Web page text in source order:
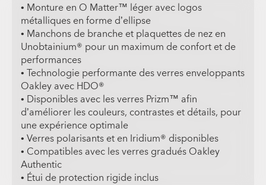
• Monture en O Matter™ léger avec logos
métalliques en forme d’ellipse
• Manchons de branche et plaquettes de nez en
Unobtainium® pour un maximum de confort et de
performances
• Technologie performante des verres enveloppants
Oakley avec HDO®
• Disponibles avec les verres Prizm™ afin
d’améliorer les couleurs, contrastes et détails, pour
une expérience optimale
• Verres polarisants et en Iridium® disponibles
• Compatibles avec les verres gradués Oakley
Authentic
• Étui de protection rigide inclus